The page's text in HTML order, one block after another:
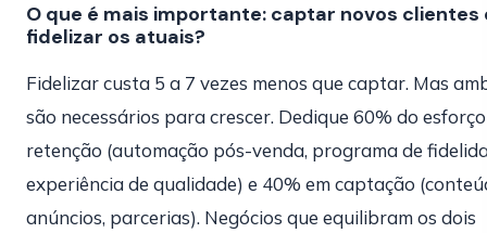
O que é mais importante: captar novos clientes
fidelizar os atuais?
Fidelizar custa 5 a 7 vezes menos que captar. Mas
são necessários para crescer. Dedique 60% do
retenção (automação pós-venda, programa de
experiência de qualidade) e 40% em captação
anúncios, parcerias). Negócios que equilibram os dois